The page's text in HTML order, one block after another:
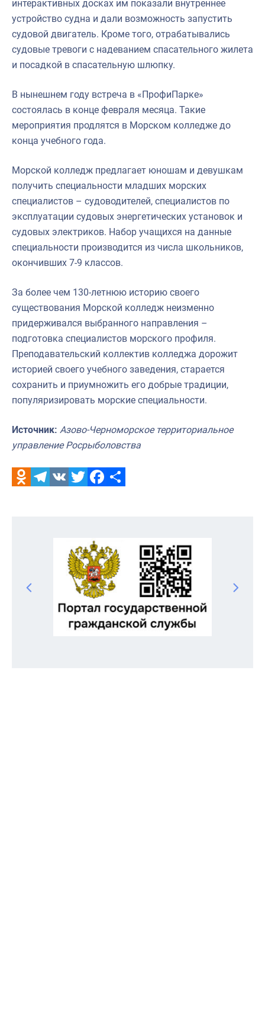
интерактивных досках им показали внутреннее
устройство судна и дали возможность запустить
судовой двигатель. Кроме того, отрабатывались
судовые тревоги с надеванием спасательного жилета
и посадкой в спасательную шлюпку.
В нынешнем году встреча в «ПрофиПарке»
состоялась в конце февраля месяца. Такие
мероприятия продлятся в Морском колледже до
конца учебного года.
Морской колледж предлагает юношам и девушкам
получить специальности младших морских
специалистов – судоводителей, специалистов по
эксплуатации судовых энергетических установок и
судовых электриков. Набор учащихся на данные
специальности производится из числа школьников,
окончивших 7-9 классов.
За более чем 130-летнюю историю своего
существования Морской колледж неизменно
придерживался выбранного направления –
подготовка специалистов морского профиля.
Преподавательский коллектив колледжа дорожит
историей своего учебного заведения, старается
сохранить и приумножить его добрые традиции,
популяризировать морские специальности.
Источник: Азово-Черноморское территориальное
управление Росрыболовства